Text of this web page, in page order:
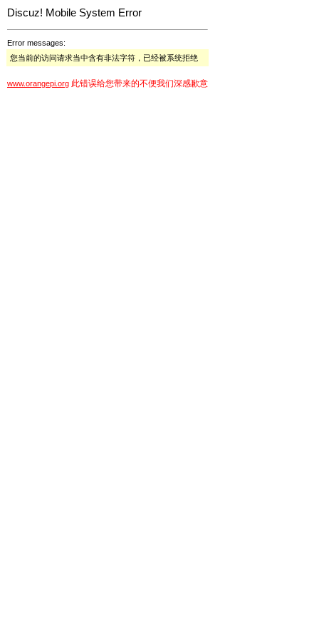
Discuz! Mobile System Error
Error messages:
您当前的访问请求当中含有非法字符，已经被系统拒绝
www.orangepi.org 此错误给您带来的不便我们深感歉意